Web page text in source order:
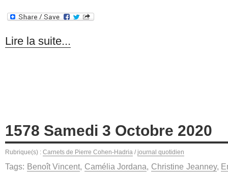
Lire la suite...
1578 Samedi 3 Octobre 2020
Rubrique(s) : Carnets de Pierre Cohen-Hadria / journal quotidien
Tags: Benoît Vincent, Camélia Jordana, Christine Jeanney,